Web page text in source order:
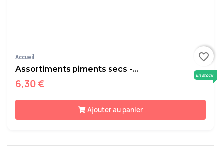
Accueil
Assortiments piments secs -...
6,30 €
En stock
Ajouter au panier
favorite_border